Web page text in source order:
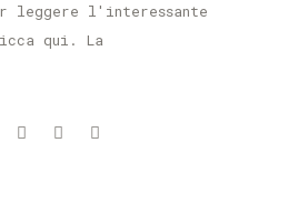
leggere l'interessante
qui. La